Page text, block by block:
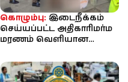
கொழும்பு: இடைநீக்கம்
செய்யப்பட்ட அதிகாரிமர்ம
மரணம் வெளியான